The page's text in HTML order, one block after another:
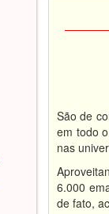
São de
em todo
nas
6.000
de fato,